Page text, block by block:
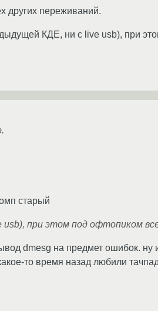
других переживаний.
КДЕ, ни с live usb), при
старый
при этом под офтопиком
dmesg на предмет ошибок. ну
то время назад любили